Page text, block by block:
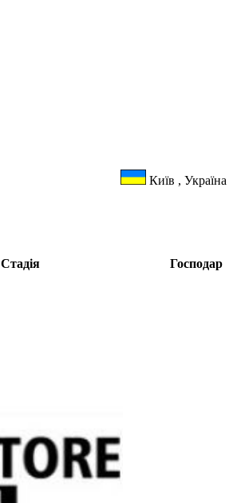
Київ , Україна
Стадія Господар